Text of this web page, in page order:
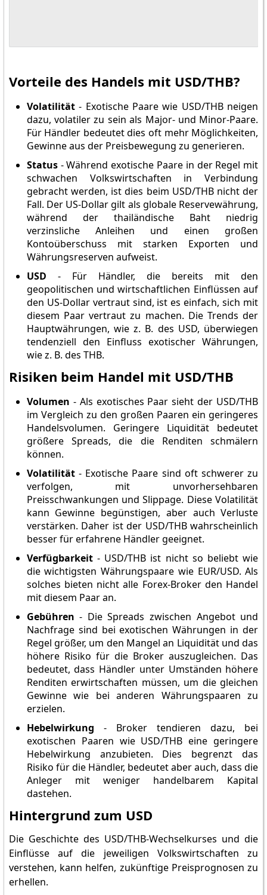
Vorteile des Handels mit USD/THB?
Volatilität- Exotische Paare wie USD/THB neigen
dazu, volatiler zu sein als Major- und Minor-Paare.
Für Händler bedeutet dies oft mehr Möglichkeiten,
Gewinne aus der Preisbewegung zu generieren.
Status- Während exotische Paare in der Regel mit
schwachen Volkswirtschaften in Verbindung
gebracht werden, ist dies beim USD/THB nicht der
Fall. Der US-Dollar gilt als globale Reservewährung,
während der thailändische Baht niedrig
verzinsliche Anleihen und einen großen
Kontoüberschuss mit starken Exporten und
Währungsreserven aufweist.
USD - Für Händler, die bereits mit den
geopolitischen und wirtschaftlichen Einflüssen auf
den US-Dollar vertraut sind, ist es einfach, sich mit
diesem Paar vertraut zu machen. Die Trends der
Hauptwährungen, wie z. B. des USD, überwiegen
tendenziell den Einfluss exotischer Währungen,
wie z. B. des THB.
Risiken beim Handel mit USD/THB
Volumen - Als exotisches Paar sieht der USD/THB
im Vergleich zu den großen Paaren ein geringeres
Handelsvolumen. Geringere Liquidität bedeutet
größere Spreads, die die Renditen schmälern
können.
Volatilität- Exotische Paare sind oft schwerer zu
verfolgen, mit unvorhersehbaren
Preisschwankungen und Slippage. Diese Volatilität
kann Gewinne begünstigen, aber auch Verluste
verstärken. Daher ist der USD/THB wahrscheinlich
besser für erfahrene Händler geeignet.
Verfügbarkeit- USD/THB ist nicht so beliebt wie
die wichtigsten Währungspaare wie EUR/USD. Als
solches bieten nicht alle Forex-Broker den Handel
mit diesem Paar an.
Gebühren - Die Spreads zwischen Angebot und
Nachfrage sind bei exotischen Währungen in der
Regel größer, um den Mangel an Liquidität und das
höhere Risiko für die Broker auszugleichen. Das
bedeutet, dass Händler unter Umständen höhere
Renditen erwirtschaften müssen, um die gleichen
Gewinne wie bei anderen Währungspaaren zu
erzielen.
Hebelwirkung - Broker tendieren dazu, bei
exotischen Paaren wie USD/THB eine geringere
Hebelwirkung anzubieten. Dies begrenzt das
Risiko für die Händler, bedeutet aber auch, dass die
Anleger mit weniger handelbarem Kapital
dastehen.
Hintergrund zum USD
Die Geschichte des USD/THB-Wechselkurses und die
Einflüsse auf die jeweiligen Volkswirtschaften zu
verstehen, kann helfen, zukünftige Preisprognosen zu
erhellen.